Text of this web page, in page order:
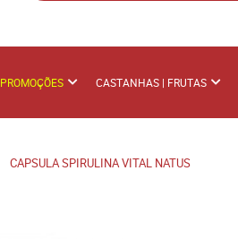
PROMOÇÕES CASTANHAS | FRUTAS
CAPSULA SPIRULINA VITAL NATUS